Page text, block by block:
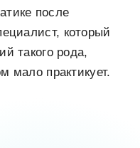
после
который
такого рода,
мало практикует.